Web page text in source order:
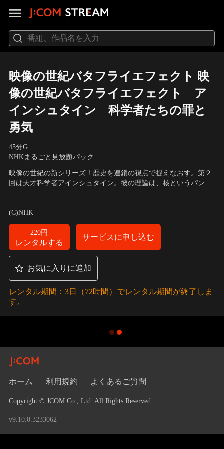
映像の世紀バタフライエフェクト 映
像の世紀バタフライエフェクト ア
インシュタイン 科学者たちの罪と
勇気
45分G
NHKまるごと見放題パック
映像の世紀の新シリーズ！歴史を連鎖の視点で捉えなおす。第２
回は天才科学者アインシュタイン。彼の理論は、核というパンド
(C)NHK
220円
レンタルする
サービスに申し込む
お気に入りに追加
レンタル期間：3日（72時間）でレンタル期間が終了しま
す。
ホーム 利用規約 よくあるご質問
Copyright © JCOM Co., Ltd. All Rights Reserved.
v9.10.0.3233062